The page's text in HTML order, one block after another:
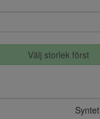
Välj storlek först
Syntet